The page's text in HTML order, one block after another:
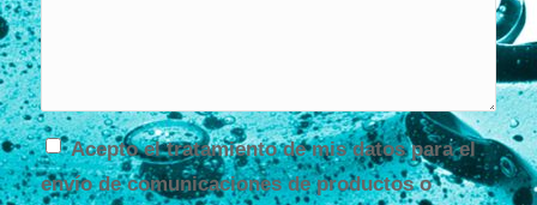
Acepto el tratamiento de mis datos para el
envío de comunicaciones de productos o